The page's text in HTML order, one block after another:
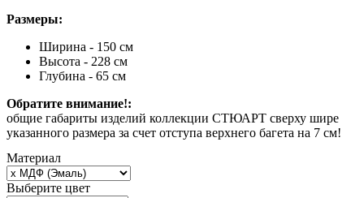
Размеры:
Ширина - 150 см
Высота - 228 см
Глубина - 65 см
Обратите внимание!:
общие габариты изделий коллекции СТЮАРТ сверху шире
указанного размера за счет отступа верхнего багета на 7 см!
Материал
Выберите цвет